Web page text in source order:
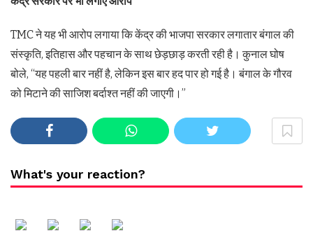
TMC ने यह भी आरोप लगाया कि केंद्र की भाजपा सरकार लगातार बंगाल की
संस्कृति, इतिहास और पहचान के साथ छेड़छाड़ करती रही है। कुनाल घोष
बोले, “यह पहली बार नहीं है, लेकिन इस बार हद पार हो गई है। बंगाल के गौरव
को मिटाने की साजिश बर्दाश्त नहीं की जाएगी।”
What's your reaction?